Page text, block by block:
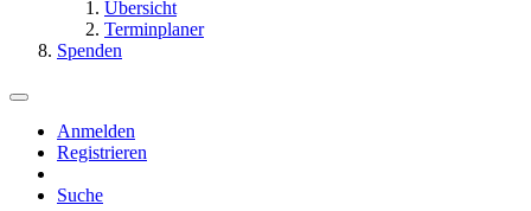
Übersicht
Terminplaner
Spenden
Anmelden
Registrieren
Suche